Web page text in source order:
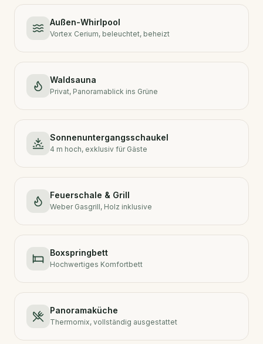
Außen-Whirlpool
Vortex Cerium, beleuchtet, beheizt
Waldsauna
Privat, Panoramablick ins Grüne
Sonnenuntergangsschaukel
4 m hoch, exklusiv für Gäste
Feuerschale & Grill
Weber Gasgrill, Holz inklusive
Boxspringbett
Hochwertiges Komfortbett
Panoramaküche
Thermomix, vollständig ausgestattet